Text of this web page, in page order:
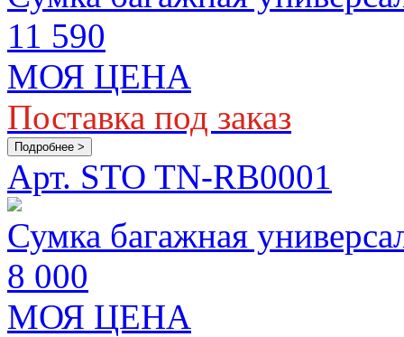
11 590
МОЯ ЦЕНА
Поставка под заказ
Подробнее >
Арт. STO TN-RB0001
Сумка багажная
8 000
МОЯ ЦЕНА